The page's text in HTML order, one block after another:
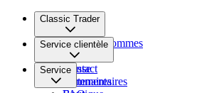
Classic Trader
Qui nous sommes
Carrière
Presse
Partenaires
Service clientèle
Contact
Commentaires
Service